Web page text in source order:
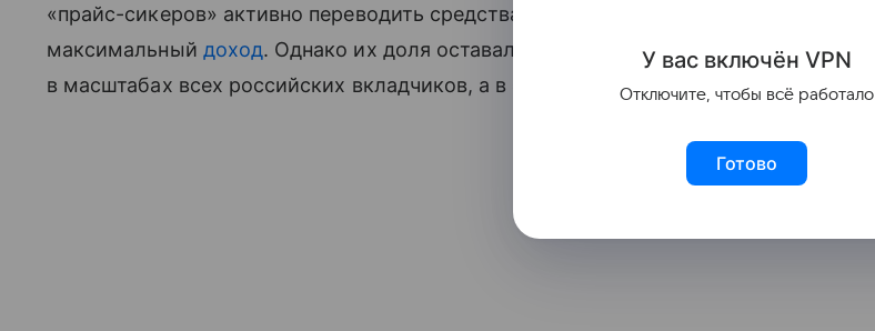
«прайс-сикеров» активно переводить средства между банками, получая
максимальный доход. Однако их доля оставалась относительно небольшой
в масштабах всех российских вкладчиков, а в этом году снизится еще больше.
У вас включён VPN
Отключите, чтобы всё работало
Готово